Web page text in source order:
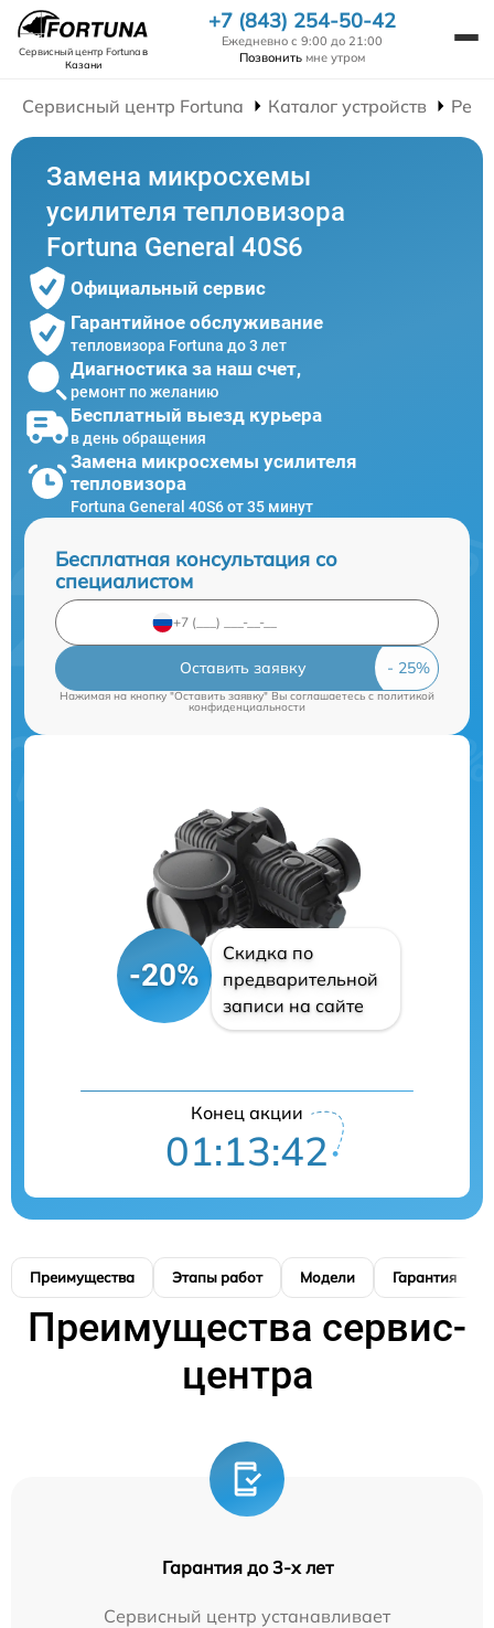
Сервисный центр Fortunaв
Казани
+7 (843) 254-50-42
Ежедневно с 9:00 до 21:00
Позвонить мне утром
Сервисный центр Fortuna Каталог устройств
Замена микросхемы
усилителя тепловизора
Fortuna General 40S6
Официальный сервис
Гарантийное обслуживание
тепловизора Fortuna до 3 лет
Диагностика за наш счет,
ремонт по желанию
Бесплатный выезд курьера
в день обращения
Замена микросхемы усилителя
тепловизора
Fortuna General 40S6 от 35 минут
Бесплатная консультация со
специалистом
Оставить заявку
Нажимая на кнопку "Оставить заявку" Вы соглашаетесь cполитикой
конфиденциальности
-20%
Скидка по
предварительной
записи на сайте
Конец акции
01:13:42
Преимущества Этапы работ Модели Гарантия
Преимущества сервис-
центра
Гарантия до 3-х лет
Сервисный центр устанавливает